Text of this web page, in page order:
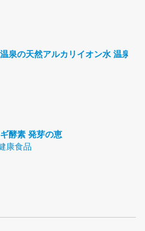
泉の天然アルカリイオン水 温泉水
酵素 発芽の恵
康食品